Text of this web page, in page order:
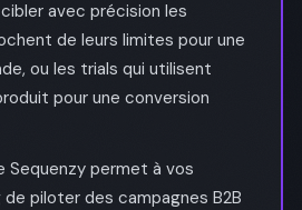
avec précision les
de leurs limites pour une
ou les trials qui utilisent
pour une conversion
Sequenzy permet à vos
piloter des campagnes B2B